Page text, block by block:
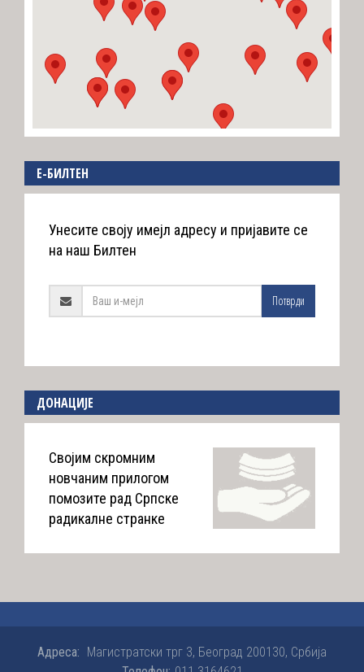
E-БИЛТЕН
Унесите своју имејл адресу и пријавите се
на наш Билтен
Потврди
ДОНАЦИЈЕ
Својим скромним
новчаним прилогом
помозите рад Српске
радикалне странке
Адреса: Магистратски трг 3, Београд 200130, Србија